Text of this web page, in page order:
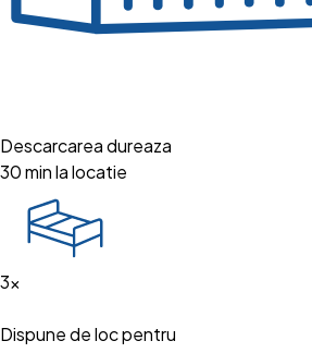
Descarcarea dureaza
30 min la locatie
3x
Dispune de loc pentru